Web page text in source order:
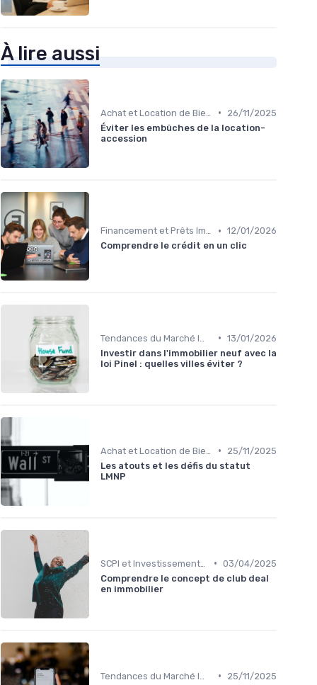
À lire aussi
•
26/11/2025
Éviter les embûches de la location-
accession
Financement et Prêts Immobiliers • 12/01/2026
Comprendre le crédit en un clic
• 13/01/2026
Investir dans l'immobilier neuf avec la
loi Pinel : quelles villes éviter ?
•
25/11/2025
Les atouts et les défis du statut
LMNP
• 03/04/2025
Comprendre le concept de club deal
en immobilier
• 25/11/2025